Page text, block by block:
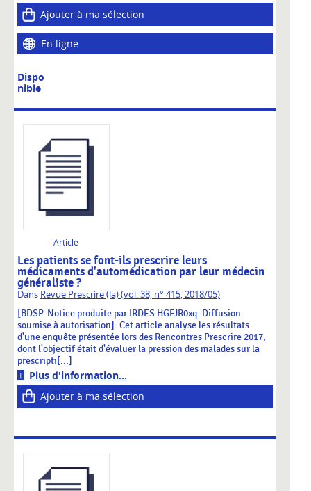
Ajouter à ma sélection
En ligne
Dispo
nible
Article
Les patients se font-ils prescrire leurs
médicaments d'automédication par leur médecin
généraliste ?
Dans Revue Prescrire (la) (vol. 38, n° 415, 2018/05)
[BDSP. Notice produite par IRDES HGFJR0xq. Diffusion
soumise à autorisation]. Cet article analyse les résultats
d'une enquête présentée lors des Rencontres Prescrire 2017,
dont l'objectif était d'évaluer la pression des malades sur la
prescripti[...]
Plus d'information...
Ajouter à ma sélection